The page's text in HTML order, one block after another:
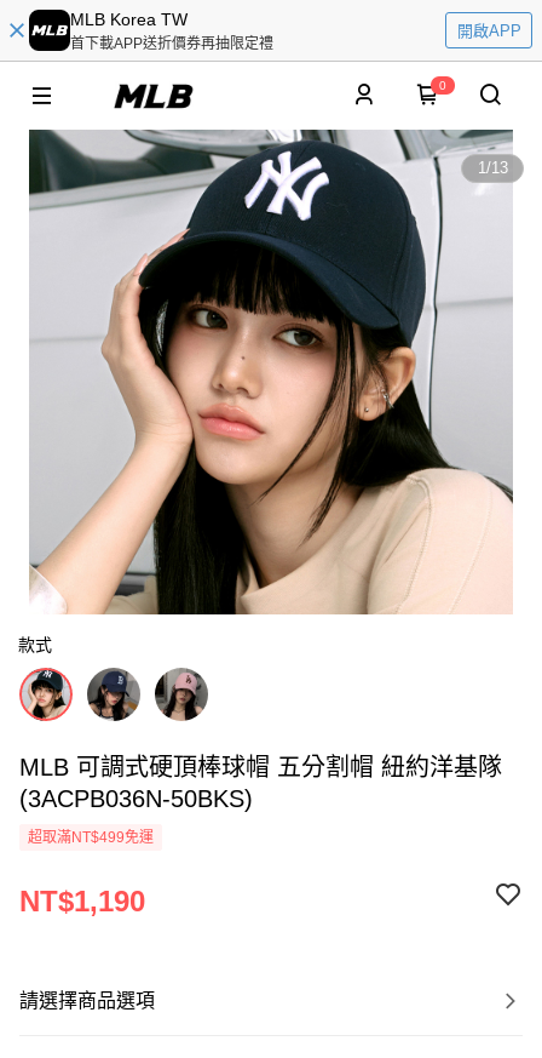
MLB Korea TW
首下載APP送折價券再抽限定禮
開啟APP
0
1/13
款式
MLB 可調式硬頂棒球帽 五分割帽 紐約洋基隊
(3ACPB036N-50BKS)
超取滿NT$499免運
NT$1,190
請選擇商品選項